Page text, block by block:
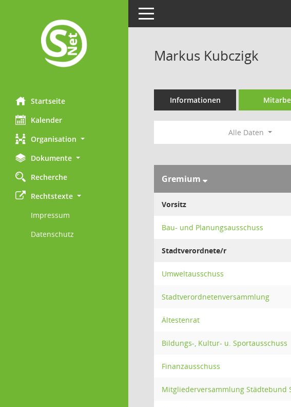
Startseite
Kalender
Organisation
Dokumente
Recherche
Rechtstexte
Impressum
Datenschutz
Toggle navigation
Markus Kubczigk
Informationen
Alle Daten
Gremium
Vorsitz
Bau- und Planungsausschuss
Stadtverordnete/r
Umweltausschuss
Stadtverordnetenversammlung
Ältestenrat
Bildungs-, Kultur- u. Sportausschuss
Finanzausschuss
Mitgliederversammlung Städtebund